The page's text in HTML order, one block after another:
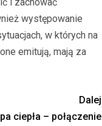
występowanie
w których na
emitują, mają za
Dalej
ciepła – połączenie